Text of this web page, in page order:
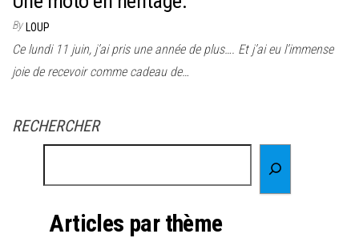
By LOUP
Ce lundi 11 juin, j’ai pris une année de plus…. Et j’ai eu l’immense
joie de recevoir comme cadeau de…
RECHERCHER
Articles par thème